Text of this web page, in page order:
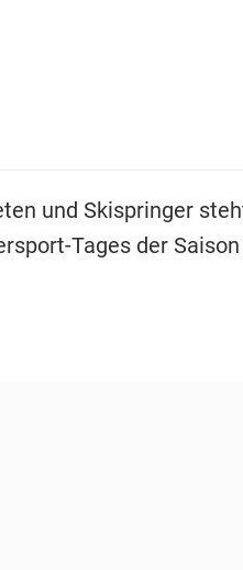
und Skispringer
Tages der Saison